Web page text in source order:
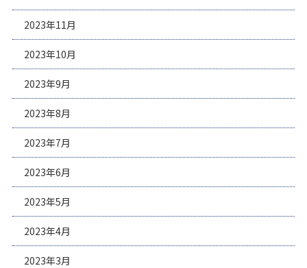
2023年11月
2023年10月
2023年9月
2023年8月
2023年7月
2023年6月
2023年5月
2023年4月
2023年3月